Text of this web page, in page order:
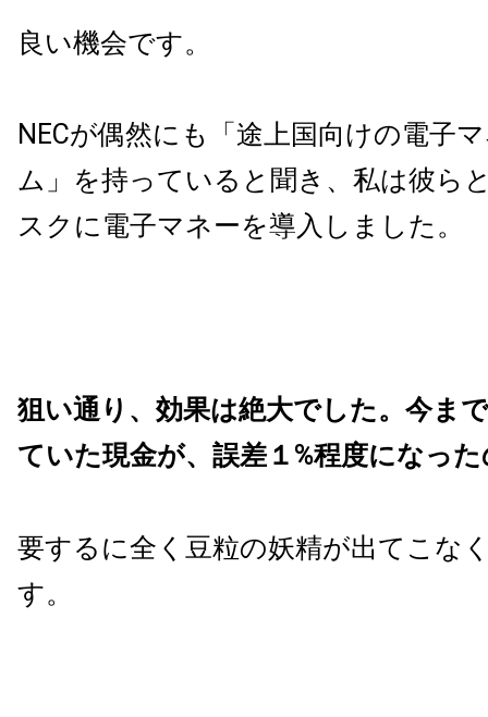
良い機会です。
NECが偶然にも「途上国向けの電子
ム」を持っていると聞き、私は彼ら
スクに電子マネーを導入しました。
狙い通り、効果は絶大でした。 今ま
ていた現金が、誤差１%程度になっ
要するに全く豆粒の妖精が出てこな
す。